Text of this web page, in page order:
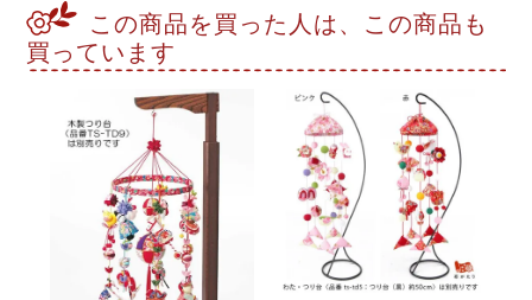
この商品を買った人は、この商品も
買っています